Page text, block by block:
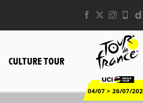
CULTURE TOUR
04/07 > 26/07/